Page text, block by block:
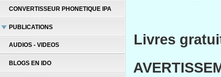
CONVERTISSEUR PHONETIQUE IPA
PUBLICATIONS
AUDIOS - VIDEOS
BLOGS EN IDO
Livres